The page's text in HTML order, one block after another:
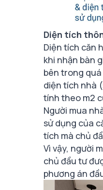
Diện tích
Diện tích căn
khi nhận bàn
bên trong
diện tích nhà
tính theo m2
Người mua
sử dụng của
tích mà chủ
Vì vậy, người
chủ đầu tư
phương án